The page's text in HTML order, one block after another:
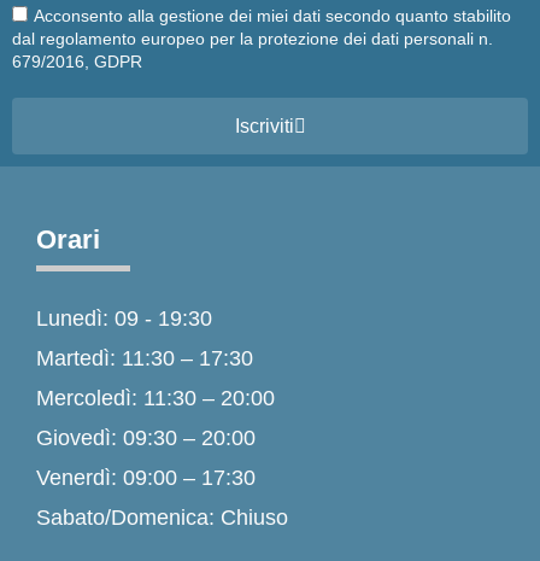
Email
Acconsento alla gestione dei miei dati secondo quanto stabilito
dal regolamento europeo per la protezione dei dati personali n.
679/2016, GDPR
Iscriviti
Orari
Lunedì: 09 - 19:30
Martedì: 11:30 – 17:30
Mercoledì: 11:30 – 20:00
Giovedì: 09:30 – 20:00
Venerdì: 09:00 – 17:30
Sabato/Domenica: Chiuso